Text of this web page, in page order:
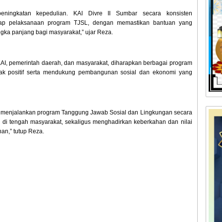
kepedulian. KAI Divre II Sumbar secara konsisten
pelaksanaan program TJSL, dengan memastikan bantuan yang
panjang bagi masyarakat,” ujar Reza.
pemerintah daerah, dan masyarakat, diharapkan berbagai program
positif serta mendukung pembangunan sosial dan ekonomi yang
program Tanggung Jawab Sosial dan Lingkungan secara
tengah masyarakat, sekaligus menghadirkan keberkahan dan nilai
tutup Reza.